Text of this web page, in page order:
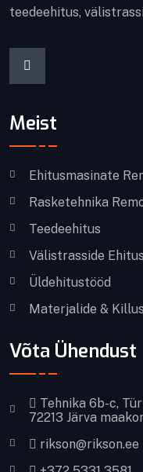
teedeehitus,
Meist
Ehitusmasinate
Rasketehnika
Teedeehitus
Välistrasside Ehitus
Üldehitustööd
Materjalide &
Võta Ühendust
Tehnika 6b-c,
72213 Järva
rikson@rikson.ee